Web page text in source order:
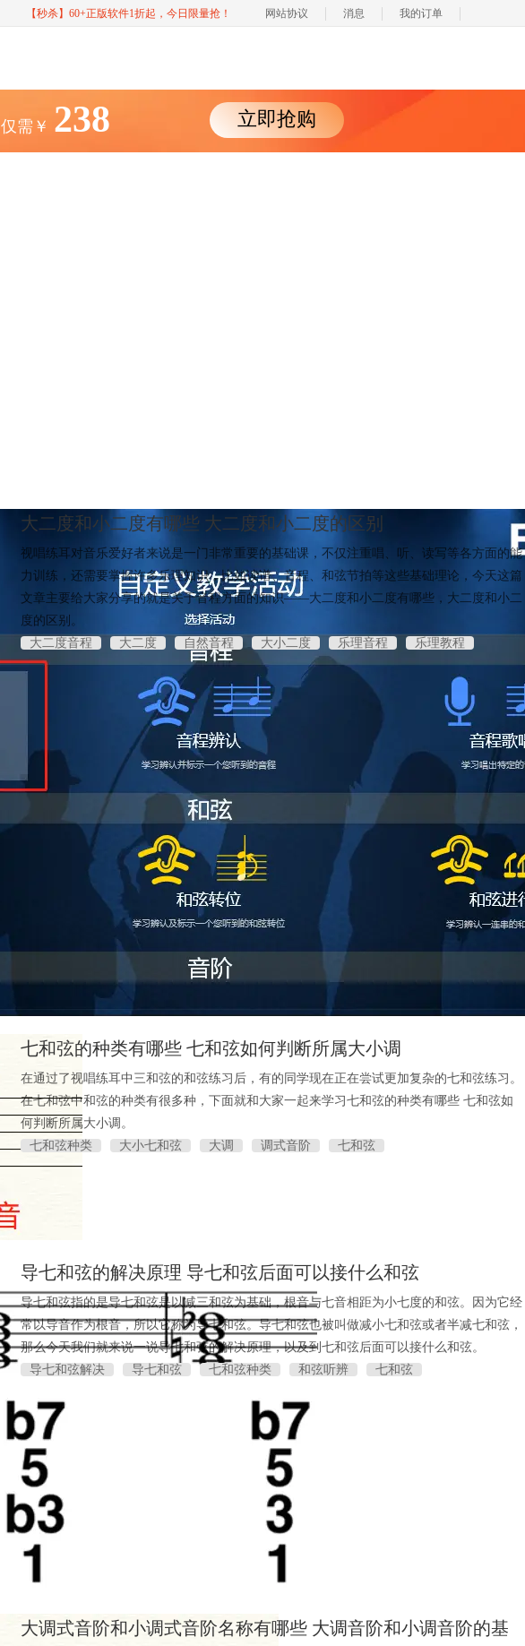
【秒杀】60+正版软件1折起，今日限量抢！ 网站协议 消息 我的订单
仅需￥ 238 立即抢购
大二度和小二度有哪些 大二度和小二度的区别
视唱练耳对音乐爱好者来说是一门非常重要的基础课，不仅注重唱、听、读写等各方面的能
力训练，还需要掌握许多乐理知识，比如读谱、音程、和弦节拍等这些基础理论，今天这篇
文章主要给大家分享的就是关于音程方面的知识——大二度和小二度有哪些，大二度和小二
度的区别。
大二度音程
大二度 自然音程 大小二度 乐理音程 乐理教程
七和弦的种类有哪些 七和弦如何判断所属大小调
在通过了视唱练耳中三和弦的和弦练习后，有的同学现在正在尝试更加复杂的七和弦练习。
在七和弦中和弦的种类有很多种，下面就和大家一起来学习七和弦的种类有哪些 七和弦如
何判断所属大小调。
七和弦种类
大小七和弦 大调 调式音阶 七和弦
导七和弦的解决原理 导七和弦后面可以接什么和弦
导七和弦指的是导七和弦是以减三和弦为基础，根音与七音相距为小七度的和弦。因为它经
常以导音作为根音，所以它称为导七和弦。导七和弦也被叫做减小七和弦或者半减七和弦，
那么今天我们就来说一说导七和弦的解决原理，以及到七和弦后面可以接什么和弦。
导七和弦解决
导七和弦 七和弦种类 和弦听辨 七和弦
大调式音阶和小调式音阶名称有哪些 大调音阶和小调音阶的基